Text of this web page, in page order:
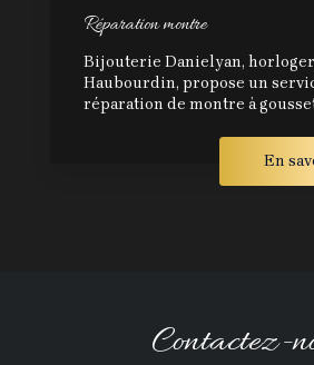
Réparation montre
Bijouterie Danielyan,
Haubourdin, propose un
réparation de montre à
En
Contactez-